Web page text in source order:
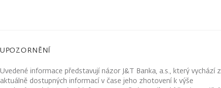
UPOZORNĚNÍ
Uvedené informace představují názor J&T Banka, a.s., který vychází z
aktuálně dostupných informací v čase jeho zhotovení k výše